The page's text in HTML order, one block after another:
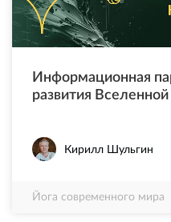
Информационная
развития
Кирилл Шульгин
Йога современного мира